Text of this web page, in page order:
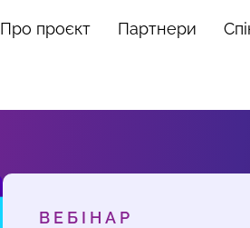
Про проєкт Партнери
ВЕБІНАР